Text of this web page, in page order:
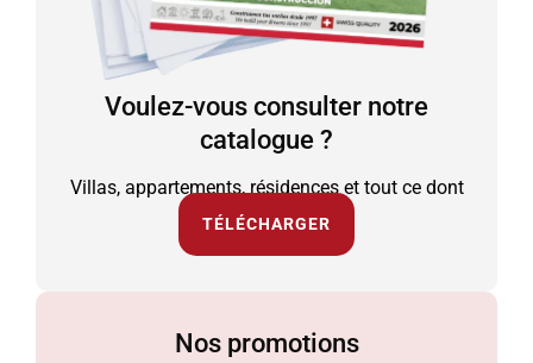
Voulez-vous consulter notre
catalogue ?
Villas, appartements, résidences et tout ce dont
vous avez besoin.
TÉLÉCHARGER
Nos promotions